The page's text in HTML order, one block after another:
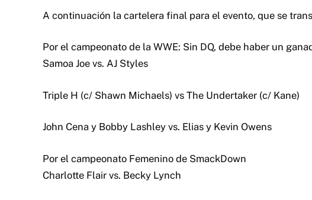
A continuación la cartelera final para el evento, que se
Por el campeonato de la WWE: Sin DQ, debe haber un
Samoa Joe vs. AJ Styles
Triple H (c/ Shawn Michaels) vs The Undertaker (c/ Kane)
John Cena y Bobby Lashley vs. Elias y Kevin Owens
Por el campeonato Femenino de SmackDown
Charlotte Flair vs. Becky Lynch